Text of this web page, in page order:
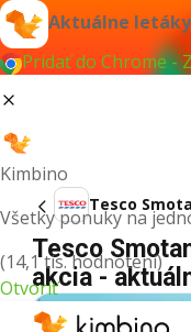
Aktuálne
Pridať do Chrome -
Kimbino
Všetky ponuky na
(14,1 tis. hodnotení)
Otvoriť
Tesco
Tesco
akcia -